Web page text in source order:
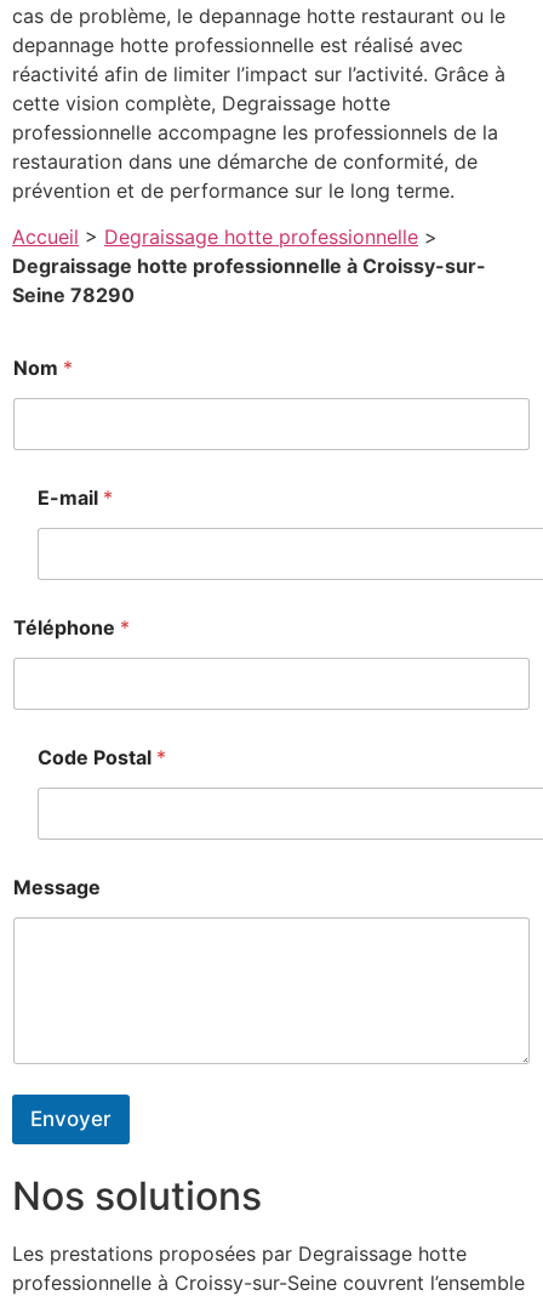
cas de problème, le depannage hotte restaurant ou le
depannage hotte professionnelle est réalisé avec
réactivité afin de limiter l’impact sur l’activité. Grâce à
cette vision complète, Degraissage hotte
professionnelle accompagne les professionnels de la
restauration dans une démarche de conformité, de
prévention et de performance sur le long terme.
Accueil > Degraissage hotte professionnelle >
Degraissage hotte professionnelle à Croissy-sur-
Seine 78290
Nom *
E-mail *
Téléphone *
Code Postal *
Message
Envoyer
Nos solutions
Les prestations proposées par Degraissage hotte
professionnelle à Croissy-sur-Seine couvrent l’ensemble